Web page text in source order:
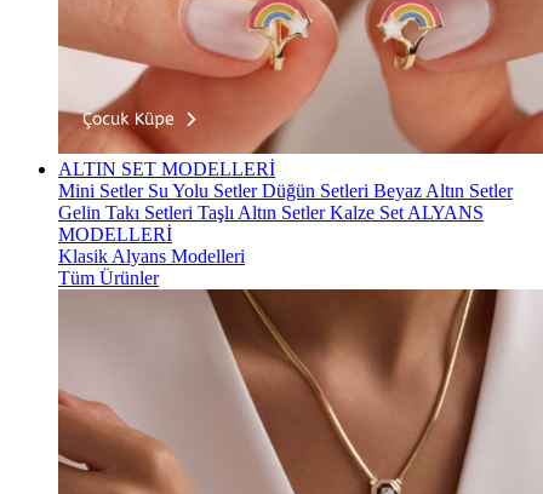
ALTIN SET MODELLERİ
Mini Setler Su Yolu SetlerDüğün Setleri Beyaz Altın Setler
Gelin Takı Setleri Taşlı Altın SetlerKalze Set ALYANS
MODELLERİ
Klasik Alyans Modelleri
Tüm Ürünler